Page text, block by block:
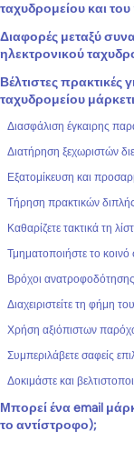
ταχυδρομείου και
Διαφορές μεταξύ
ηλεκτρονικού
Βέλτιστες
ταχυδρομείου
Διασφάλιση έγκαιρης
Διατήρηση ξεχωριστών
Εξατομίκευση και
Τήρηση πρακτικών
Καθαρίζετε τακτικά τη
Τμηματοποιήστε το κοινό
Βρόχοι
Διαχειριστείτε τη φήμη
Χρήση αξιόπιστων
Συμπεριλάβετε σαφείς
Δοκιμάστε και
Μπορεί ένα email
το αντίστροφο);